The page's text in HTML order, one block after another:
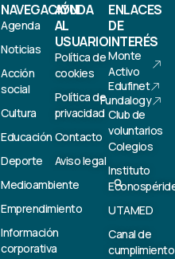
NAVEGACIÓN
Agenda
Noticias
Acción
social
Cultura
Educación
Deporte
Medioambiente
Emprendimiento
Información
corporativa
AYUDA
AL
USUARIO
Política de
cookies
Política de
privacidad
Contacto
Aviso legal
ENLACES
DE
INTERÉS
Monte
Activo
Edufinet
Fundalogy
Club de
voluntarios
Colegios
Instituto
UTAMED
Canal de
cumplimiento